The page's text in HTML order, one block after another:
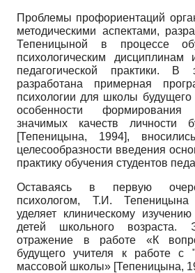
Проблемы профориентаций
методическими аспектами,
Тепеницыной в процессе
психологическим
педагогической практики.
разработана примерная
психологии для школы будущего
особенности формирования
значимых качеств личности
[Тепеницына, 1994],
целесообразности введения
практику обучения студентов
Оставаясь в первую
психологом, Т.И.
уделяет клиническому
детей школьного
отражение в работе «К
будущего учителя к работе с
массовой школы» [Тепеницына,